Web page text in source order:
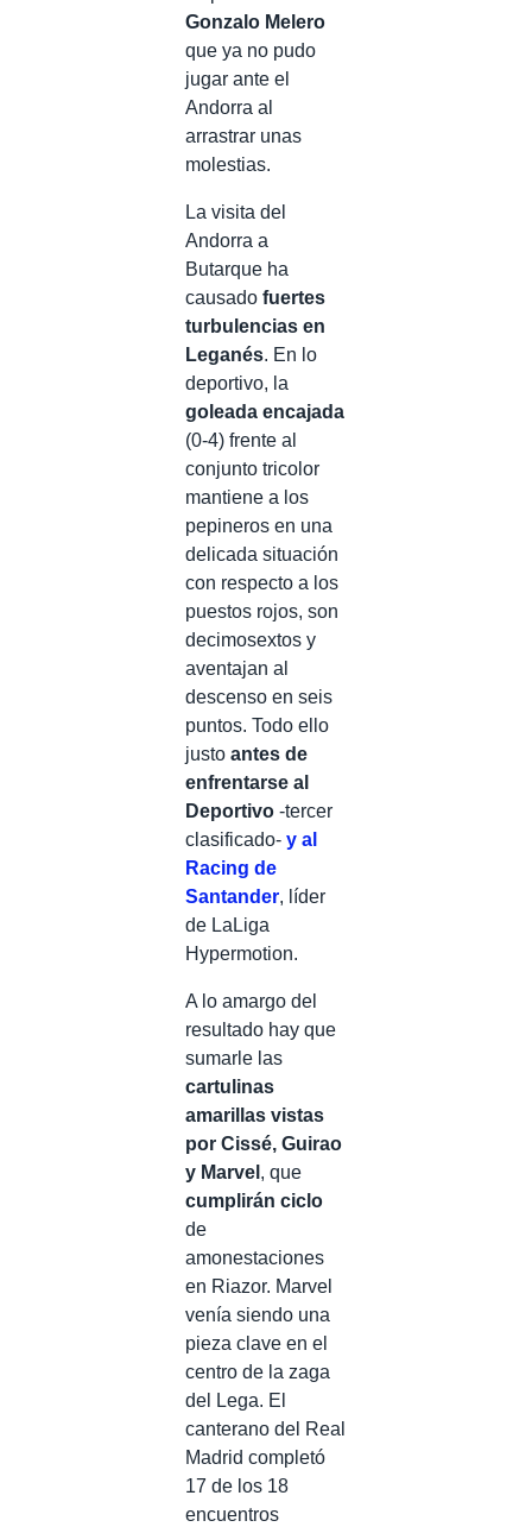
Gonzalo Melero
que ya no pudo
jugar ante el
Andorra al
arrastrar unas
molestias.
La visita del
Andorra a
Butarque ha
causado fuertes
turbulencias en
Leganés. En lo
deportivo, la
goleada encajada
(0-4) frente al
conjunto tricolor
mantiene a los
pepineros en una
delicada situación
con respecto a los
puestos rojos, son
decimosextos y
aventajan al
descenso en seis
puntos. Todo ello
justo antes de
enfrentarse al
Deportivo -tercer
clasificado- y al
Racing de
Santander, líder
de LaLiga
Hypermotion.
A lo amargo del
resultado hay que
sumarle las
cartulinas
amarillas vistas
por Cissé, Guirao
y Marvel , que
cumplirán ciclo
de
amonestaciones
en Riazor. Marvel
venía siendo una
pieza clave en el
centro de la zaga
del Lega. El
canterano del Real
Madrid completó
17 de los 18
encuentros